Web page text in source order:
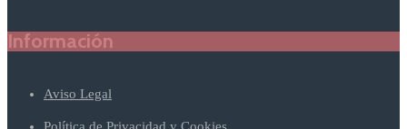
Información
Aviso Legal